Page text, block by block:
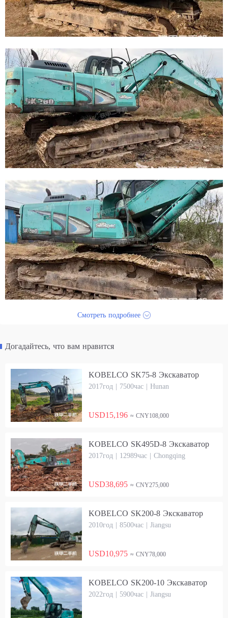
Смотреть подробнее
Догадайтесь, что вам нравится
KOBELCO SK75-8 Экскаватор
2017год | 7500час | Hunan
USD15,196 ≈ CNY108,000
KOBELCO SK495D-8 Экскаватор
2017год | 12989час | Chongqing
USD38,695 ≈ CNY275,000
KOBELCO SK200-8 Экскаватор
2010год | 8500час | Jiangsu
USD10,975 ≈ CNY78,000
KOBELCO SK200-10 Экскаватор
2022год | 5900час | Jiangsu